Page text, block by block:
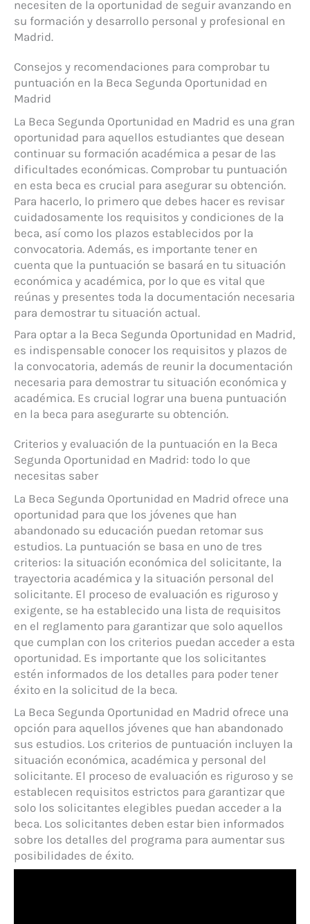
necesiten de la oportunidad de seguir avanzando en
su formación y desarrollo personal y profesional en
Madrid.
Consejos y recomendaciones para comprobar tu
puntuación en la Beca Segunda Oportunidad en
Madrid
La Beca Segunda Oportunidad en Madrid es una gran
oportunidad para aquellos estudiantes que desean
continuar su formación académica a pesar de las
dificultades económicas. Comprobar tu puntuación
en esta beca es crucial para asegurar su obtención.
Para hacerlo, lo primero que debes hacer es revisar
cuidadosamente los requisitos y condiciones de la
beca, así como los plazos establecidos por la
convocatoria. Además, es importante tener en
cuenta que la puntuación se basará en tu situación
económica y académica, por lo que es vital que
reúnas y presentes toda la documentación necesaria
para demostrar tu situación actual.
Para optar a la Beca Segunda Oportunidad en Madrid,
es indispensable conocer los requisitos y plazos de
la convocatoria, además de reunir la documentación
necesaria para demostrar tu situación económica y
académica. Es crucial lograr una buena puntuación
en la beca para asegurarte su obtención.
Criterios y evaluación de la puntuación en la Beca
Segunda Oportunidad en Madrid: todo lo que
necesitas saber
La Beca Segunda Oportunidad en Madrid ofrece una
oportunidad para que los jóvenes que han
abandonado su educación puedan retomar sus
estudios. La puntuación se basa en uno de tres
criterios: la situación económica del solicitante, la
trayectoria académica y la situación personal del
solicitante. El proceso de evaluación es riguroso y
exigente, se ha establecido una lista de requisitos
en el reglamento para garantizar que solo aquellos
que cumplan con los criterios puedan acceder a esta
oportunidad. Es importante que los solicitantes
estén informados de los detalles para poder tener
éxito en la solicitud de la beca.
La Beca Segunda Oportunidad en Madrid ofrece una
opción para aquellos jóvenes que han abandonado
sus estudios. Los criterios de puntuación incluyen la
situación económica, académica y personal del
solicitante. El proceso de evaluación es riguroso y se
establecen requisitos estrictos para garantizar que
solo los solicitantes elegibles puedan acceder a la
beca. Los solicitantes deben estar bien informados
sobre los detalles del programa para aumentar sus
posibilidades de éxito.